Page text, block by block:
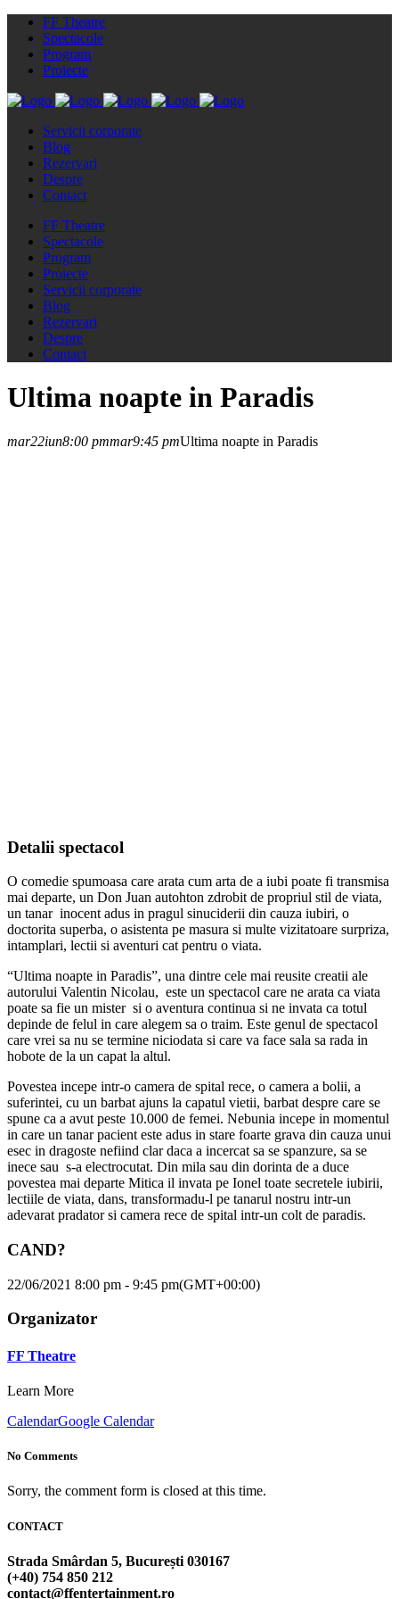
FF Theatre
Spectacole
Program
Proiecte
Servicii corporate
Blog
Rezervari
Despre
Contact
FF Theatre
Spectacole
Program
Proiecte
Servicii corporate
Blog
Rezervari
Despre
Contact
Ultima noapte in Paradis
mar22iun8:00 pmmar9:45 pmUltima noapte in Paradis
Detalii spectacol
O comedie spumoasa care arata cum arta de a iubi poate fi transmisa
mai departe, un Don Juan autohton zdrobit de propriul stil de viata,
un tanar inocent adus in pragul sinuciderii din cauza iubiri, o
doctorita superba, o asistenta pe masura si multe vizitatoare surpriza,
intamplari, lectii si aventuri cat pentru o viata.
“Ultima noapte in Paradis”, una dintre cele mai reusite creatii ale
autorului Valentin Nicolau, este un spectacol care ne arata ca viata
poate sa fie un mister si o aventura continua si ne invata ca totul
depinde de felul in care alegem sa o traim. Este genul de spectacol
care vrei sa nu se termine niciodata si care va face sala sa rada in
hobote de la un capat la altul.
Povestea incepe intr-o camera de spital rece, o camera a bolii, a
suferintei, cu un barbat ajuns la capatul vietii, barbat despre care se
spune ca a avut peste 10.000 de femei. Nebunia incepe in momentul
in care un tanar pacient este adus in stare foarte grava din cauza unui
esec in dragoste nefiind clar daca a incercat sa se spanzure, sa se
inece sau s-a electrocutat. Din mila sau din dorinta de a duce
povestea mai departe Mitica il invata pe Ionel toate secretele iubirii,
lectiile de viata, dans, transformadu-l pe tanarul nostru intr-un
adevarat pradator si camera rece de spital intr-un colt de paradis.
CAND?
22/06/2021 8:00 pm - 9:45 pm(GMT+00:00)
Organizator
FF Theatre
Learn More
CalendarGoogle Calendar
No Comments
Sorry, the comment form is closed at this time.
CONTACT
Strada Smârdan 5, București 030167
(+40) 754 850 212
contact@ffentertainment.ro